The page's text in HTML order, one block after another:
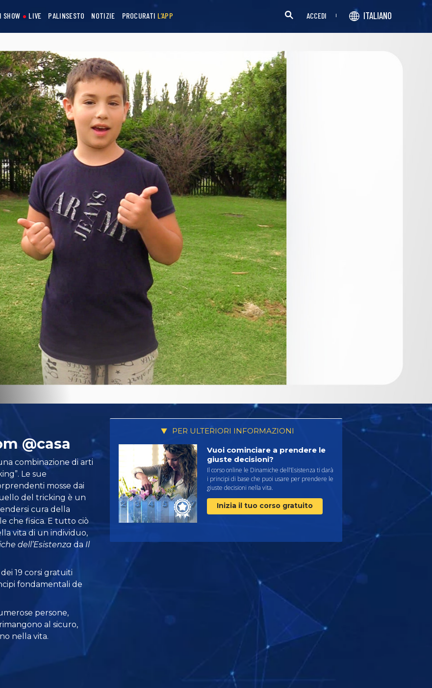
SHOW LIVE PALINSESTO NOTIZIE PROCURATI L’APP ACCEDI ITALIANO
@casa
combinazione di arti
Le sue
mosse dai
del tricking è un
cura della
che fisica. E tutto ciò
vita di un individuo,
dell’Esistenza da Il
19 corsi gratuiti
fondamentali de
persone,
al sicuro,
nella vita.
PER ULTERIORI INFORMAZIONI
Vuoi cominciare a prendere le
giuste decisioni?
Il corso online le Dinamiche dell’Esistenza ti darà
i principi di base che puoi usare per prendere le
giuste decisioni nella vita.
Inizia il tuo corso gratuito